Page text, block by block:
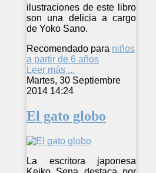
ilustraciones de este libro
son una delicia a cargo
de Yoko Sano.
Recomendado para niños
a partir de 6 años
Leer más ...
Martes, 30 Septiembre
2014 14:24
El gato globo
La escritora japonesa